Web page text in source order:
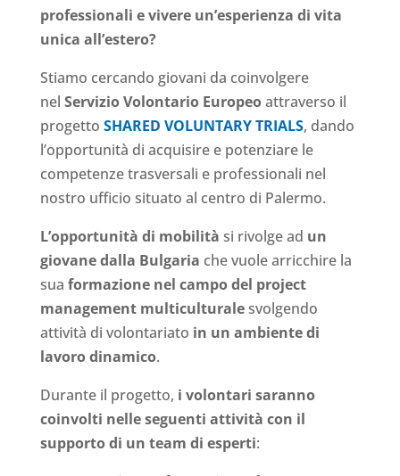
professionali e vivere un’esperienza di vita
unica all’estero?
Stiamo cercando giovani da coinvolgere
nel Servizio Volontario Europeoattraverso il
progetto SHARED VOLUNTARY TRIALS, dando
l’opportunità di acquisire e potenziare le
competenze trasversali e professionali nel
nostro ufficio situato al centro di Palermo.
L’opportunità di mobilità si rivolge ad un
giovane dalla Bulgaria che vuole arricchire la
sua formazione nel campo del project
management multiculturalesvolgendo
attività di volontariato in un ambiente di
lavoro dinamico.
Durante il progetto, i volontari saranno
coinvolti nelle seguenti attività con il
supporto di un team di esperti: